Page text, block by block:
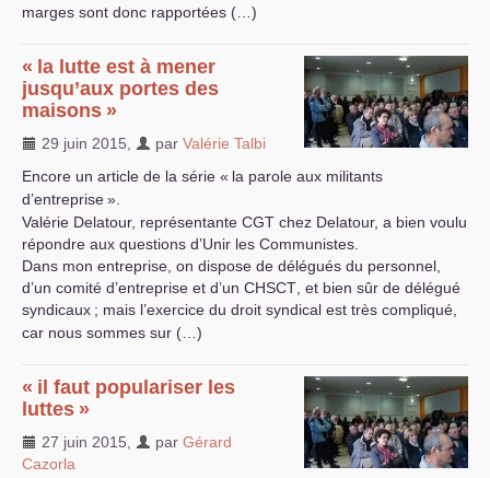
marges sont donc rapportées (…)
« la lutte est à mener
jusqu’aux portes des
maisons »
29 juin 2015 par Valérie Talbi
Encore un article de la série « la parole aux militants
d’entreprise».
Valérie Delatour, représentante CGT chez Delatour, a bien voulu
répondre aux questions d’Unir les Communistes.
Dans mon entreprise, on dispose de délégués du personnel,
d’un comité d’entreprise et d’un CHSCT , et bien sûr de délégué
syndicaux ; mais l’exercice du droit syndical est très compliqué,
car nous sommes sur (…)
« il faut populariser les
luttes »
27 juin 2015 par Gérard
Cazorla